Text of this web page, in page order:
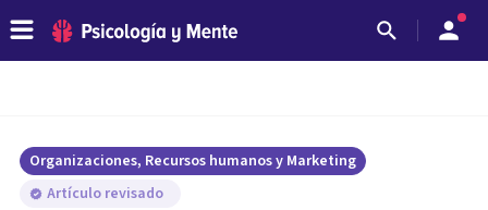
Organizaciones, Recursos humanos y Marketing
Artículo revisado